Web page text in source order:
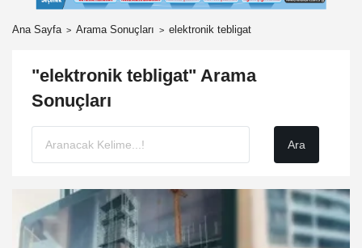
Ana Sayfa Arama Sonuçları elektronik tebligat
"elektronik tebligat" Arama
Sonuçları